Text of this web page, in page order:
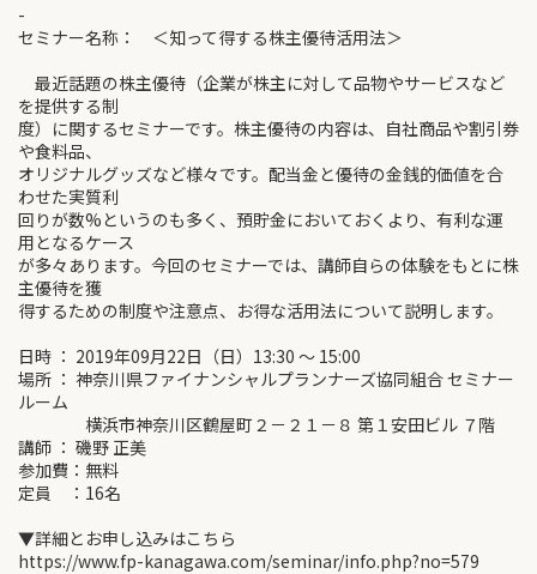
-
セミナー名称： ＜知って得する株主優待活用法＞
最近話題の株主優待（企業が株主に対して品物やサービスなど
を提供する制
度）に関するセミナーです。株主優待の内容は、自社商品や割引券
や食料品、
オリジナルグッズなど様々です。配当金と優待の金銭的価値を合
わせた実質利
回りが数%というのも多く、預貯金においておくより、有利な運
用となるケース
が多々あります。今回のセミナーでは、講師自らの体験をもとに株
主優待を獲
得するための制度や注意点、お得な活用法について説明します。
日時 ： 2019年09月22日（日）13:30 ～ 15:00
場所 ： 神奈川県ファイナンシャルプランナーズ協同組合 セミナー
ルーム
横浜市神奈川区鶴屋町２－２１－８ 第１安田ビル ７階
講師 ： 磯野 正美
参加費：無料
定員 ：16名
▼詳細とお申し込みはこちら
https://www.fp-kanagawa.com/seminar/info.php?no=579